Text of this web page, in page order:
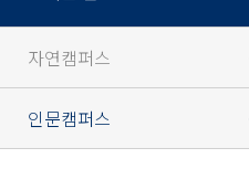
자연캠퍼스
인문캠퍼스